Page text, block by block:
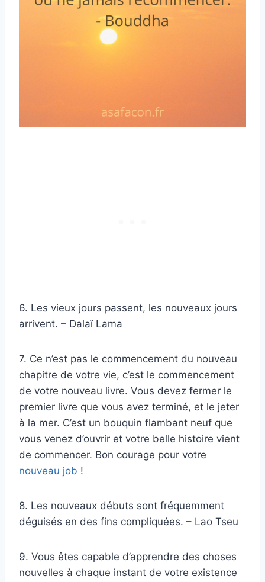
6. Les vieux jours passent, les nouveaux jours
arrivent. – Dalaï Lama
7. Ce n’est pas le commencement du nouveau
chapitre de votre vie, c’est le commencement
de votre nouveau livre. Vous devez fermer le
premier livre que vous avez terminé, et le jeter
à la mer. C’est un bouquin flambant neuf que
vous venez d’ouvrir et votre belle histoire vient
de commencer. Bon courage pour votre
nouveau job !
8. Les nouveaux débuts sont fréquemment
déguisés en des fins compliquées. – Lao Tseu
9. Vous êtes capable d’apprendre des choses
nouvelles à chaque instant de votre existence